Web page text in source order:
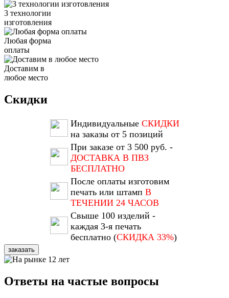
3 технологии
изготовления
Любая форма
оплаты
Доставим в
любое место
Скидки
Индивидуальные СКИДКИ
на заказы от 5 позиций
При заказе от 3 500 руб. -
ДОСТАВКА В ПВЗ
БЕСПЛАТНО
После оплаты изготовим
печать или штамп В
ТЕЧЕНИИ 24 ЧАСОВ
Свыше 100 изделий -
каждая 3-я печать
бесплатно (СКИДКА 33%)
заказать
Ответы на частые вопросы